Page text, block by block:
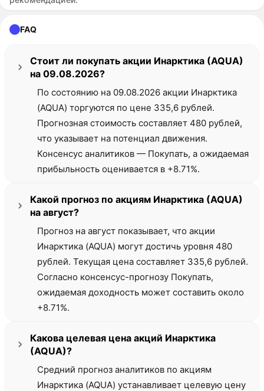
FAQ
Стоит ли покупать акции Инарктика (AQUA)
на 09.08.2026?
По состоянию на 09.08.2026 акции Инарктика
(AQUA) торгуются по цене 335,6 рублей.
Прогнозная стоимость составляет 480 рублей,
что указывает на потенциал движения.
Консенсус аналитиков — Покупать, а ожидаемая
прибыльность оценивается в +8.71%.
Какой прогноз по акциям Инарктика (AQUA)
на август?
Прогноз на август показывает, что акции
Инарктика (AQUA) могут достичь уровня 480
рублей. Текущая цена составляет 335,6 рублей.
Согласно консенсус-прогнозу Покупать,
ожидаемая доходность может составить около
+8.71%.
Какова целевая цена акций Инарктика
(AQUA)?
Средний прогноз аналитиков по акциям
Инарктика (AQUA) устанавливает целевую цену